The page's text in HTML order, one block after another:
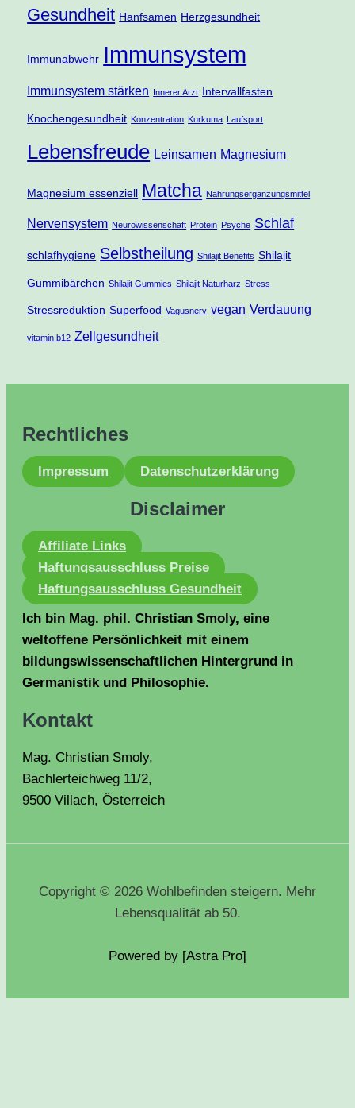
Gesundheit Hanfsamen Herzgesundheit
Immunabwehr Immunsystem
Immunsystem stärken Innerer Arzt Intervallfasten
Knochengesundheit Konzentration Kurkuma Laufsport
Lebensfreude Leinsamen Magnesium
Magnesium essenziell Matcha Nahrungsergänzungsmittel
Nervensystem Neurowissenschaft Protein Psyche Schlaf
schlafhygiene Selbstheilung Shilajit Benefits Shilajit
Gummibärchen Shilajit Gummies Shilajit Naturharz Stress
Stressreduktion Superfood Vagusnerv vegan Verdauung
vitamin b12 Zellgesundheit
Rechtliches
Impressum Datenschutzerklärung
Disclaimer
Affiliate Links
Haftungsausschluss Preise
Haftungsausschluss Gesundheit
Ich bin Mag. phil. Christian Smoly, eine
weltoffene Persönlichkeit mit einem
bildungswissenschaftlichen Hintergrund in
Germanistik und Philosophie.
Kontakt
Mag. Christian Smoly,
Bachlerteichweg 11/2,
9500 Villach, Österreich
Copyright © 2026 Wohlbefinden steigern. Mehr
Lebensqualität ab 50.
Powered by [Astra Pro]